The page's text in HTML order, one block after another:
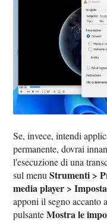
Se, invece, intendi
permanente, dovrai
l'esecuzione di una
sul menuStrumenti >
media player >
apponi il segno accanto
pulsanteMostra le